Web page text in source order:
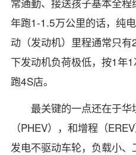
年跑1-1.5万公里的话，纯
动（发动机）里程通常只
下发动机负荷极低，按1年
跑4S店。
最关键的一点还在于华
（PHEV），和增程（
发电不驱动车轮，负载小